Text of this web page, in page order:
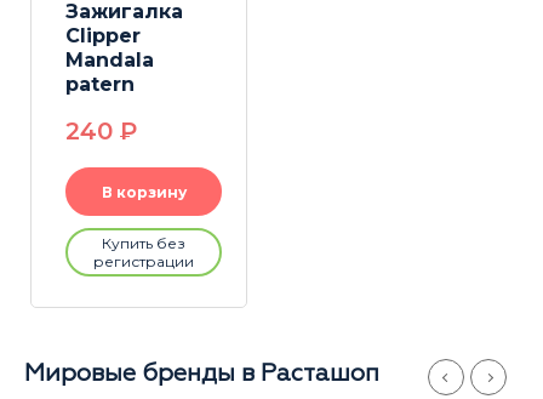
Зажигалка
Clipper
Mandala
patern
240 P
В корзину
Купить без
регистрации
Мировые бренды в Расташоп